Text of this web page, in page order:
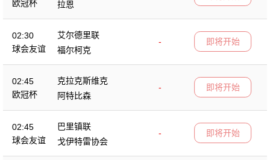
欧冠杯
拉恩
02:30
球会友谊
艾尔德里联
-
福尔柯克
即将开始
02:45
欧冠杯
克拉克斯维克
-
阿特比森
即将开始
02:45
球会友谊
巴里镇联
-
戈伊特雷协会
即将开始